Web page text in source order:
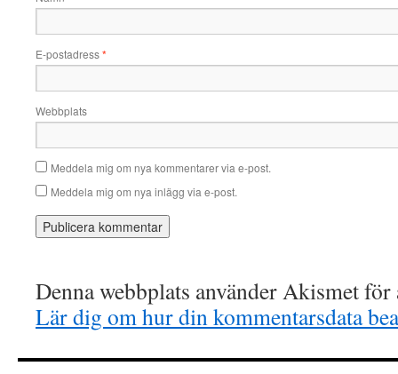
E-postadress*
Webbplats
Meddela mig om nya kommentarer via e-post.
Meddela mig om nya inlägg via e-post.
Denna webbplats använder Akismet
Lär dig om hur din kommentarsdata